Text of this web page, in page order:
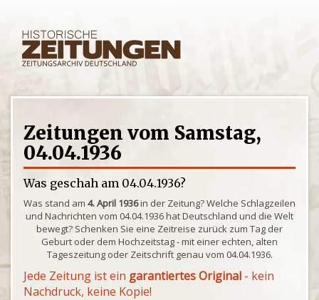
Zeitungen vom Samstag,
04.04.1936
Was geschah am 04.04.1936?
Was stand am 4. April 1936in der Zeitung? Welche Schlagzeilen
und Nachrichten vom 04.04.1936 hat Deutschland und die Welt
bewegt? Schenken Sie eine Zeitreise zurück zum Tag der
Geburt oder dem Hochzeitstag - mit einer echten, alten
Tageszeitung oder Zeitschrift genau vom 04.04.1936.
Jede Zeitung ist ein garantiertes Original - kein
Nachdruck, keine Kopie!